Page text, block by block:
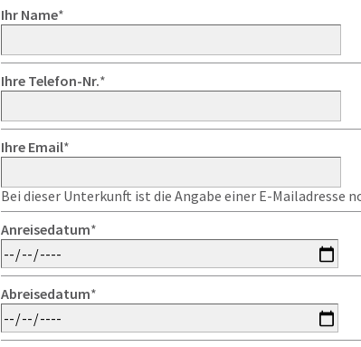
Ihr Name*
Ihre Telefon-Nr.*
Ihre Email*
Bei dieser Unterkunft ist die Angabe einer E-Mailadresse
Anreisedatum*
Abreisedatum*